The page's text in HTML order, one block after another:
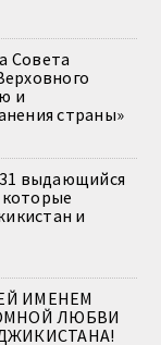
Совета
и
страны»
выдающийся
и
ИМЕНЕМ
ЛЮБВИ